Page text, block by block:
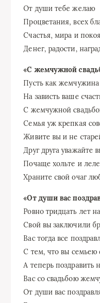
От души тебе желаю
Процветания, всех
Счастья, мира и
Денег, радости,
«С жемчужной
Пусть как жемчужина
На зависть ваше
С жемчужной
Семья уж крепкая
Живите вы и не
Друг друга уважайте
Почаще хольте и
Храните свой очаг
«От души вас
Ровно тридцать лет
Свой вы заключили
Вас тогда все
С тем, что вы семьею
А теперь поздравить
Вас со свадьбою
От души вас